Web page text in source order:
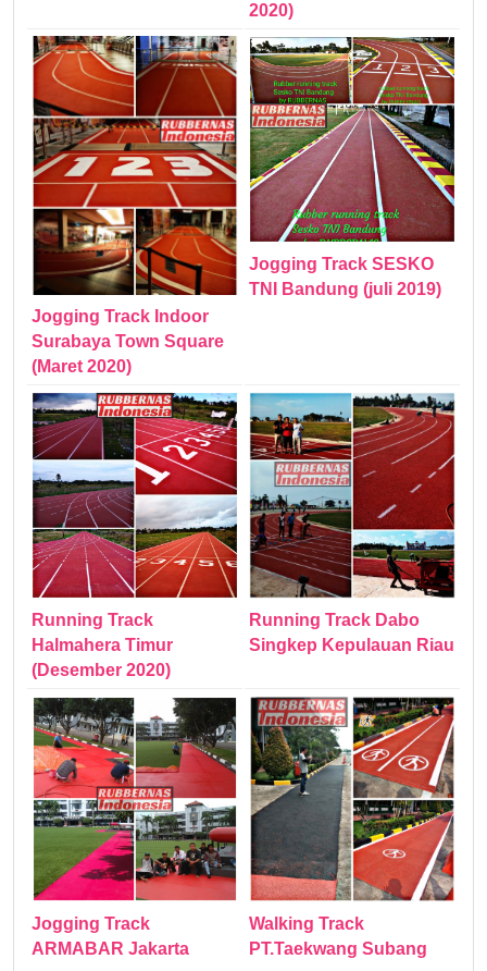
2020)
Jogging Track Indoor
Surabaya Town Square
(Maret 2020)
Jogging Track SESKO
TNI Bandung (juli 2019)
Running Track
Halmahera Timur
(Desember 2020)
Running Track Dabo
Singkep Kepulauan Riau
Jogging Track
ARMABAR Jakarta
Walking Track
PT.Taekwang Subang